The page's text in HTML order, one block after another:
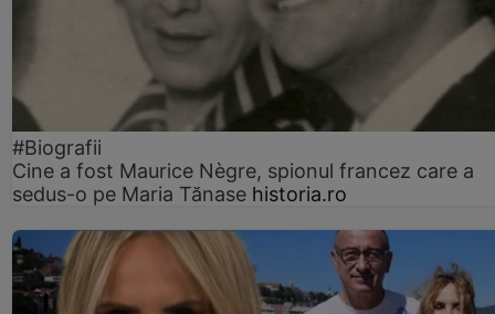
#Biografii
Cine a fost Maurice Nègre, spionul francez care a
sedus-o pe Maria Tănase historia.ro